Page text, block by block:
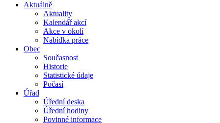
Aktuálně
Aktuality
Kalendář akcí
Akce v okolí
Nabídka práce
Obec
Současnost
Historie
Statistické údaje
Počasí
Úřad
Úřední deska
Úřední hodiny
Povinné informace